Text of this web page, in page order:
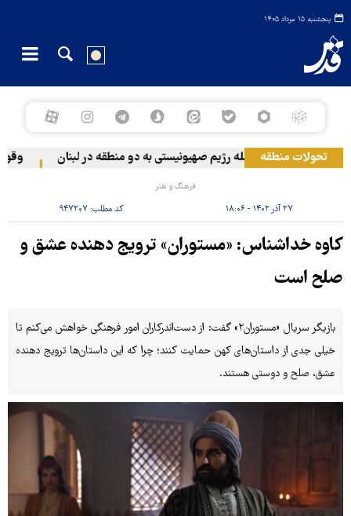
پنجشنبه ۱۵ مرداد ۱۴۰۵
تحولات منطقهحمله رژیم صهیونیستی به دو منطقه در لبنان وقوع
فرهنگ و هنر
۲۷ آذر ۱۴۰۲ - ۱۸:۰۶ کد مطلب: ۹۴۷۲۰۷
کاوه خداشناس: «مستوران» ترویج دهنده عشق و
صلح است
بازیگر سریال «مستوران۲» گفت: از دست‌اندرکاران امور فرهنگی خواهش می‌کنم تا
خیلی جدی از داستان‌های کهن حمایت کنند؛ چرا که این داستان‌ها ترویج دهنده
عشق، صلح و دوستی هستند.